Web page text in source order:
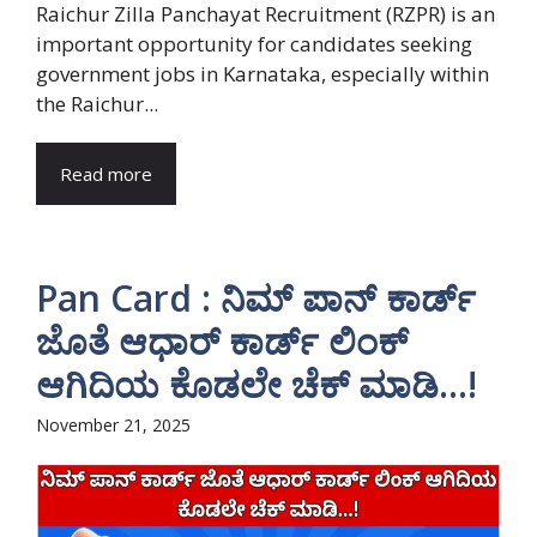
Raichur Zilla Panchayat Recruitment (RZPR) is an
important opportunity for candidates seeking
government jobs in Karnataka, especially within
the Raichur...
Read more
Pan Card : ನಿಮ್ ಪಾನ್ ಕಾರ್ಡ್
ಜೊತೆ ಆಧಾರ್ ಕಾರ್ಡ್ ಲಿಂಕ್
ಆಗಿದಿಯ ಕೊಡಲೇ ಚೆಕ್ ಮಾಡಿ…!
November 21, 2025